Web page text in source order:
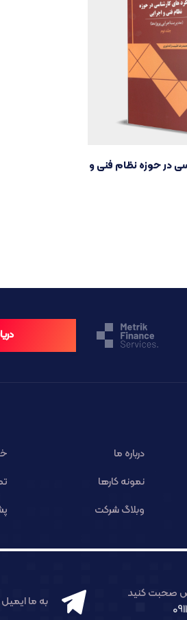
در حوزه نظام فنی و
درباره ما
نمونه کارها
وبلاگ شرکت
صحبت کنید
به ما ایمیل